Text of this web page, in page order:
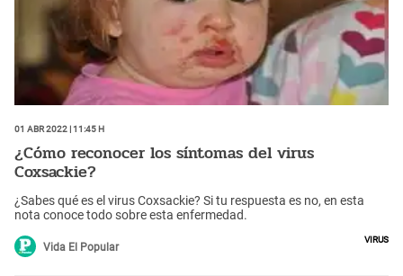
01 Abr 2022 | 11:45 h
¿Cómo reconocer los síntomas del virus
Coxsackie?
¿Sabes qué es el virus Coxsackie? Si tu respuesta es no, en esta
nota conoce todo sobre esta enfermedad.
Vida El Popular
Virus